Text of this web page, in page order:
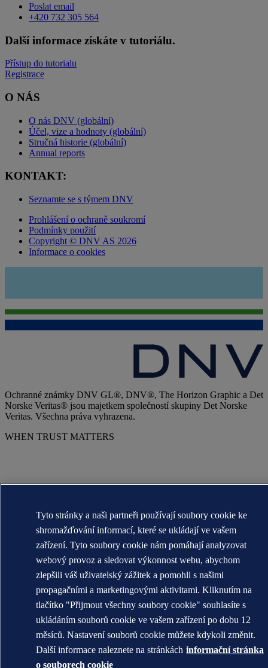
Poslat email
+420 732 305 564
Další informace získáte v tutoriálu.
Přístup do tutorialu
Registrace
O NÁS
O nás DNV (globální)
Účel, vize a hodnoty (globální)
Stručná historie (globální)
Annual reports
KONTAKT:
Seznamte se s týmem DNV
Prohlášení o ochraně soukromí
Podmínky použití
Copyright © DNV AS 2026
Informace o cookies
Ochranné známky DNV GL®, DNV®, The Horizon Graphic a Det
Norske Veritas® jsou majetkem společností skupiny Det Norske
Veritas. Všechna práva vyhrazena.
WHEN TRUST MATTERS
Tyto stránky a naši partneři používají soubory cookie ke
shromažďování informací, které se ukládají ve vašem
zařízení. Tyto soubory cookie nám pomáhají analyzovat
webový provoz a sledovat výkonnost webu, abychom
zlepšili váš uživatelský zážitek a pomohli s našimi
propagačními a marketingovými aktivitami. Kliknutím na
tlačítko "Přijmout všechny soubory cookie" souhlasíte s
ukládáním souborů cookie ve vašem zařízení po dobu 12
měsíců. Nastavení souborů cookie můžete kdykoli změnit.
Další informace naleznete na stránkách informační stránka
o souborech cookie